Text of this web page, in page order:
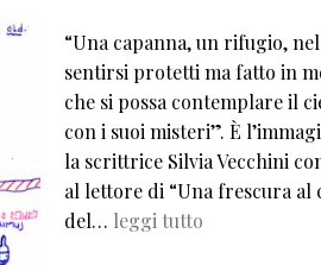
“Una capanna, un rifugio,
sentirsi protetti ma fatto in
che si possa contemplare il
con i suoi misteri”. È
la scrittrice Silvia Vecchini
al lettore di “Una frescura al
del… leggi tutto